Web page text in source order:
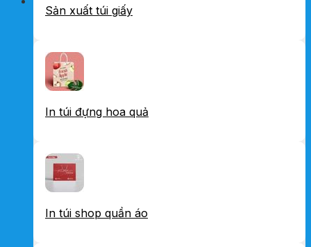
Sản xuất túi giấy
In túi đựng hoa quả
In túi shop quần áo